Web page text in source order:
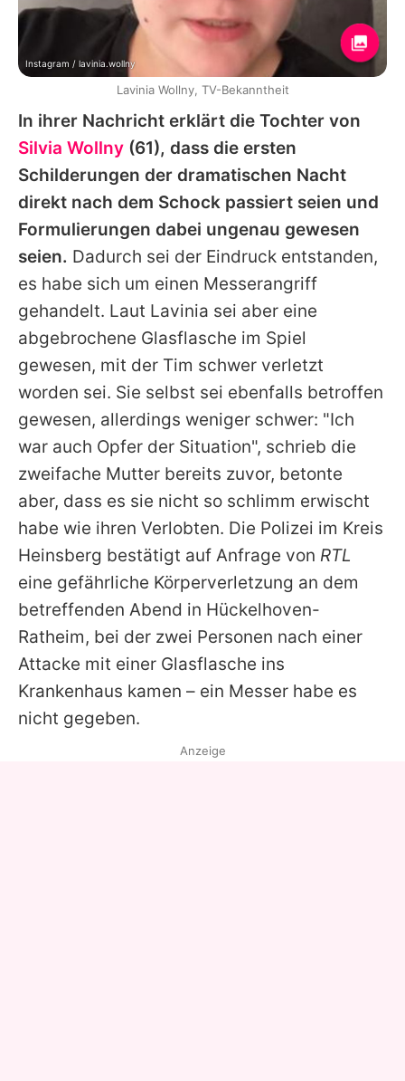
In ihrer Nachricht erklärt die Tochter von
Silvia Wollny (61), dass die ersten
Schilderungen der dramatischen Nacht
direkt nach dem Schock passiert seien und
Formulierungen dabei ungenau gewesen
seien. Dadurch sei der Eindruck entstanden,
es habe sich um einen Messerangriff
gehandelt. Laut Lavinia sei aber eine
abgebrochene Glasflasche im Spiel
gewesen, mit der Tim schwer verletzt
worden sei. Sie selbst sei ebenfalls betroffen
gewesen, allerdings weniger schwer: "Ich
war auch Opfer der Situation", schrieb die
zweifache Mutter bereits zuvor, betonte
aber, dass es sie nicht so schlimm erwischt
habe wie ihren Verlobten. Die Polizei im Kreis
Heinsberg bestätigt auf Anfrage von RTL
eine gefährliche Körperverletzung an dem
betreffenden Abend in Hückelhoven-
Ratheim, bei der zwei Personen nach einer
Attacke mit einer Glasflasche ins
Krankenhaus kamen – ein Messer habe es
nicht gegeben.
Instagram / lavinia.wollny
Lavinia Wollny, TV-Bekanntheit
Anzeige